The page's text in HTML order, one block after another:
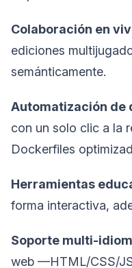
Colaboración en
ediciones
semánticamente.
Automatización de
con un solo clic a la
Dockerfiles
Herramientas
forma interactiva,
Soporte multi-
web —HTML/CSS/